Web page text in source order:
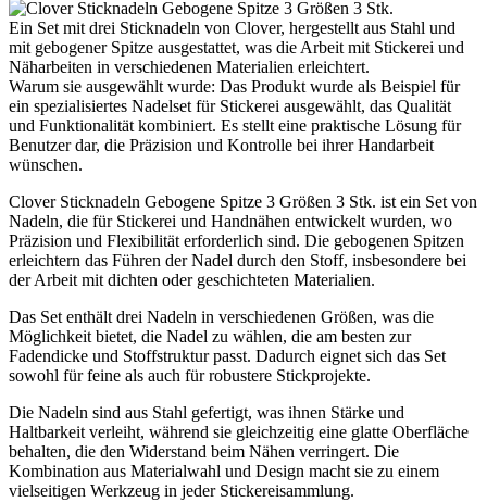
Ein Set mit drei Sticknadeln von Clover, hergestellt aus Stahl und
mit gebogener Spitze ausgestattet, was die Arbeit mit Stickerei und
Näharbeiten in verschiedenen Materialien erleichtert.
Warum sie ausgewählt wurde: Das Produkt wurde als Beispiel für
ein spezialisiertes Nadelset für Stickerei ausgewählt, das Qualität
und Funktionalität kombiniert. Es stellt eine praktische Lösung für
Benutzer dar, die Präzision und Kontrolle bei ihrer Handarbeit
wünschen.
Clover Sticknadeln Gebogene Spitze 3 Größen 3 Stk. ist ein Set von
Nadeln, die für Stickerei und Handnähen entwickelt wurden, wo
Präzision und Flexibilität erforderlich sind. Die gebogenen Spitzen
erleichtern das Führen der Nadel durch den Stoff, insbesondere bei
der Arbeit mit dichten oder geschichteten Materialien.
Das Set enthält drei Nadeln in verschiedenen Größen, was die
Möglichkeit bietet, die Nadel zu wählen, die am besten zur
Fadendicke und Stoffstruktur passt. Dadurch eignet sich das Set
sowohl für feine als auch für robustere Stickprojekte.
Die Nadeln sind aus Stahl gefertigt, was ihnen Stärke und
Haltbarkeit verleiht, während sie gleichzeitig eine glatte Oberfläche
behalten, die den Widerstand beim Nähen verringert. Die
Kombination aus Materialwahl und Design macht sie zu einem
vielseitigen Werkzeug in jeder Stickereisammlung.